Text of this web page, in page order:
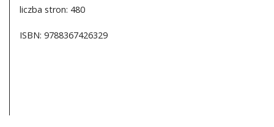
liczba stron: 480
ISBN: 9788367426329